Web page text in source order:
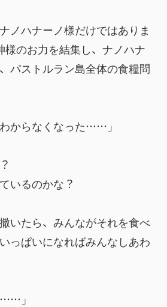
ノハナーノ様だけではありま
様のお力を結集し、ナノハナ
パストルラン島全体の食糧問
からなくなった……」
いるのかな？
いたら、みんながそれを食べ
っぱいになればみんなしあわ
……」